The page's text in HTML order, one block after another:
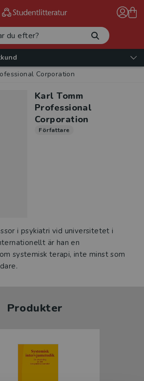
Corporation
Karl Tomm
Professional
Corporation
Författare
i psykiatri vid universitetet i
är han en
systemisk terapi, inte minst som
Produkter